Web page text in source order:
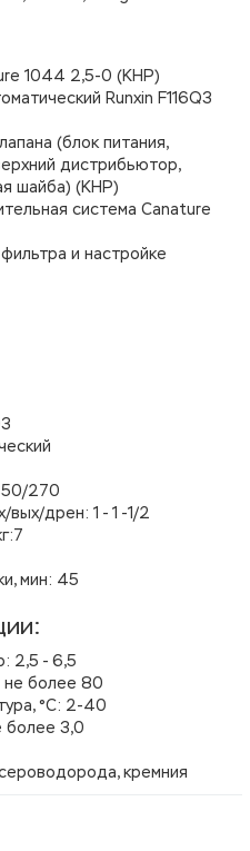
1044 2,5-0 (КНР)
Runxin F116Q3
(блок питания,
дистрибьютор,
шайба) (КНР)
система Canature
и настройке
270
дрен: 1 - 1 -1/2
мин: 45
2,5 - 6,5
не более 80
°С: 2-40
более 3,0
кремния